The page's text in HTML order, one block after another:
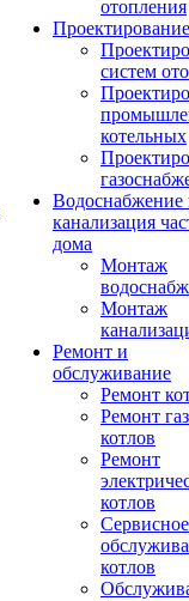
отопления
Проектирование
систем
котельных
Водоснабжение
канализация
дома
Монтаж
Монтаж
Ремонт и
обслуживание
Ремонт
Ремонт
котлов
Ремонт
котлов
Сервисное
котлов